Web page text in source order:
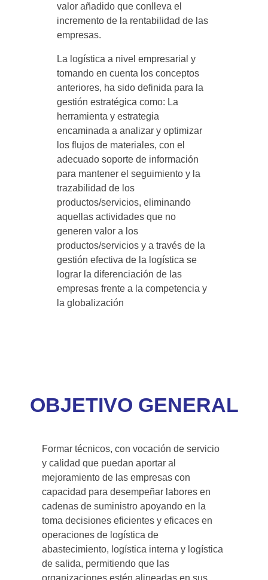
valor añadido que conlleva el
incremento de la rentabilidad de las
empresas.
La logística a nivel empresarial y
tomando en cuenta los conceptos
anteriores, ha sido definida para la
gestión estratégica como: La
herramienta y estrategia
encaminada a analizar y optimizar
los flujos de materiales, con el
adecuado soporte de información
para mantener el seguimiento y la
trazabilidad de los
productos/servicios, eliminando
aquellas actividades que no
generen valor a los
productos/servicios y a través de la
gestión efectiva de la logística se
lograr la diferenciación de las
empresas frente a la competencia y
la globalización
OBJETIVO GENERAL
Formar técnicos, con vocación de servicio
y calidad que puedan aportar al
mejoramiento de las empresas con
capacidad para desempeñar labores en
cadenas de suministro apoyando en la
toma decisiones eficientes y eficaces en
operaciones de logística de
abastecimiento, logística interna y logística
de salida, permitiendo que las
organizaciones estén alineadas en sus